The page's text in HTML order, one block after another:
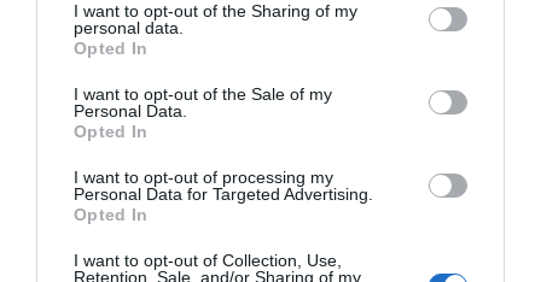
not limited to your visit or usage behaviour. You may click to
grant or deny consent to Google and its third-party tags to
use your data for below specified purposes in below Google
consent section.
I want to opt-out of the Sharing of my
personal data.
Opted In
I want to opt-out of the Sale of my
Personal Data.
Opted In
I want to opt-out of processing my
Personal Data for Targeted Advertising.
Opted In
I want to opt-out of Collection, Use,
Retention, Sale, and/or Sharing of my
Φωτιά στη Σκύρο: Χωρίς ενεργό
δυνάμεις της Πυροσβεστικής
07.08.2026 | 00:10
Συνελήφθη 63χρονη για τη φωτιά
στη Σκύρο
06.08.2026 | 23:15